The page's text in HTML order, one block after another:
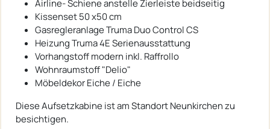
Airline- Schiene anstelle Zierleiste beidseitig
Kissenset 50 x50 cm
Gasregleranlage Truma Duo Control CS
Heizung Truma 4E Serienausstattung
Vorhangstoff modern inkl. Raffrollo
Wohnraumstoff "Delio"
Möbeldekor Eiche / Eiche
Diese Aufsetzkabine ist am Standort Neunkirchen zu
besichtigen.